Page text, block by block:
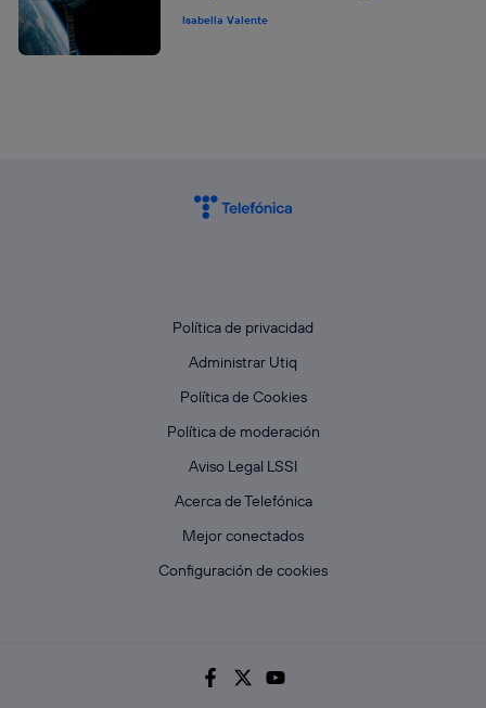
Isabella Valente
Política de privacidad
Administrar Utiq
Política de Cookies
Política de moderación
Aviso Legal LSSI
Acerca de Telefónica
Mejor conectados
Configuración de cookies